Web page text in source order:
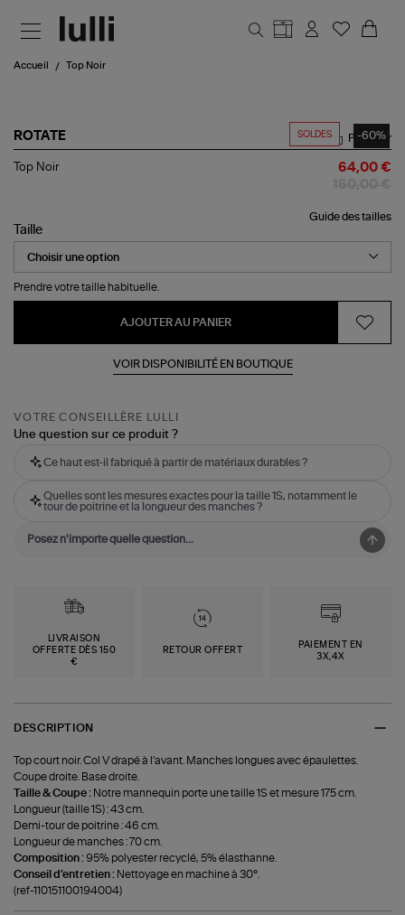
Accueil Top Noir
SOLDES -60%
ROTATE
Top
Partager
Top Noir 64,00 €
Guide des tailles
Taille
Prendre votre taille habituelle.
AJOUTER AU PANIER
VOIR DISPONIBILITÉ EN BOUTIQUE
VOTRE CONSEILLÈRE LULLI
Une question sur ce produit ?
Ce haut est-il fabriqué à partir de matériaux durables ?
Quelles sont les mesures exactes pour la taille 1S, notamment le
tour de poitrine et la longueur des manches ?
LIVRAISON
OFFERTE DÈS 150
€
RETOUR OFFERT
PAIEMENT EN
3X,4X
DESCRIPTION
Top court noir. Col V drapé à l'avant. Manches longues avec épaulettes.
Coupe droite. Base droite.
Taille & Coupe : Notre mannequin porte une taille 1S et mesure 175 cm.
Longueur (taille 1S) : 43 cm.
Demi-tour de poitrine : 46 cm.
Longueur de manches : 70 cm.
Composition : 95% polyester recyclé, 5% élasthanne.
Conseil d'entretien : Nettoyage en machine à 30°.
(ref-110151100194004)